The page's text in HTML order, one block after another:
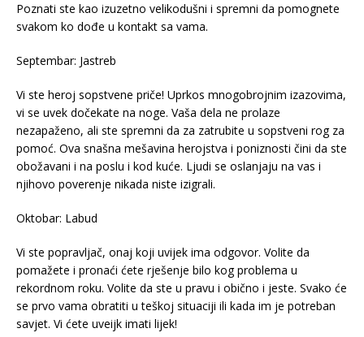
Poznati ste kao izuzetno velikodušni i spremni da pomognete
svakom ko dođe u kontakt sa vama.
Septembar: Jastreb
Vi ste heroj sopstvene priče! Uprkos mnogobrojnim izazovima,
vi se uvek dočekate na noge. Vaša dela ne prolaze
nezapaženo, ali ste spremni da za zatrubite u sopstveni rog za
pomoć. Ova snašna mešavina herojstva i poniznosti čini da ste
obožavani i na poslu i kod kuće. Ljudi se oslanjaju na vas i
njihovo poverenje nikada niste izigrali.
Oktobar: Labud
Vi ste popravljač, onaj koji uvijek ima odgovor. Volite da
pomažete i pronaći ćete rješenje bilo kog problema u
rekordnom roku. Volite da ste u pravu i obično i jeste. Svako će
se prvo vama obratiti u teškoj situaciji ili kada im je potreban
savjet. Vi ćete uveijk imati lijek!